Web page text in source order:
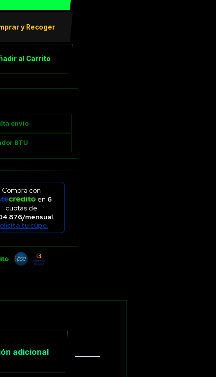
y Recoger
al Carrito
envío
BTU
Compra con
en 6
cuotas de
mensual.
tu cupo.
adicional